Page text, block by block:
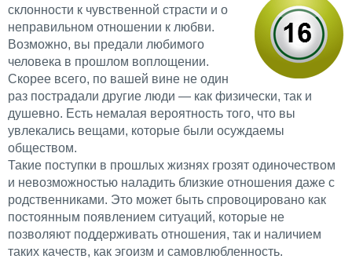
склонности к чувственной страсти и о
неправильном отношении к любви.
Возможно, вы предали любимого
человека в прошлом воплощении.
Скорее всего, по вашей вине не один
раз пострадали другие люди — как физически, так и
душевно. Есть немалая вероятность того, что вы
увлекались вещами, которые были осуждаемы
обществом.
Такие поступки в прошлых жизнях грозят одиночеством
и невозможностью наладить близкие отношения даже с
родственниками. Это может быть спровоцировано как
постоянным появлением ситуаций, которые не
позволяют поддерживать отношения, так и наличием
таких качеств, как эгоизм и самовлюбленность.